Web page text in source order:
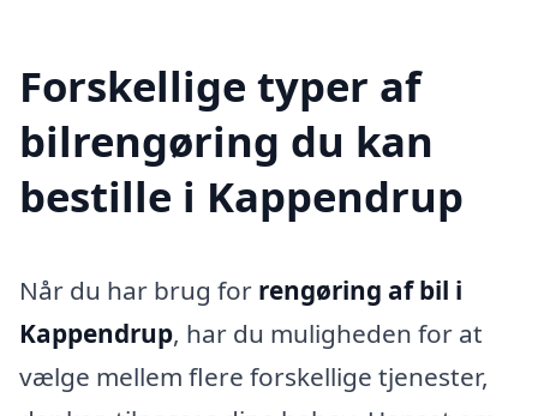
Forskellige typer af
bilrengøring du kan
bestille i Kappendrup
Når du har brug for rengøring af bil i
Kappendrup, har du muligheden for at
vælge mellem flere forskellige tjenester,